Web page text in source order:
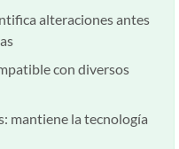
alteraciones antes
con diversos
mantiene la tecnología